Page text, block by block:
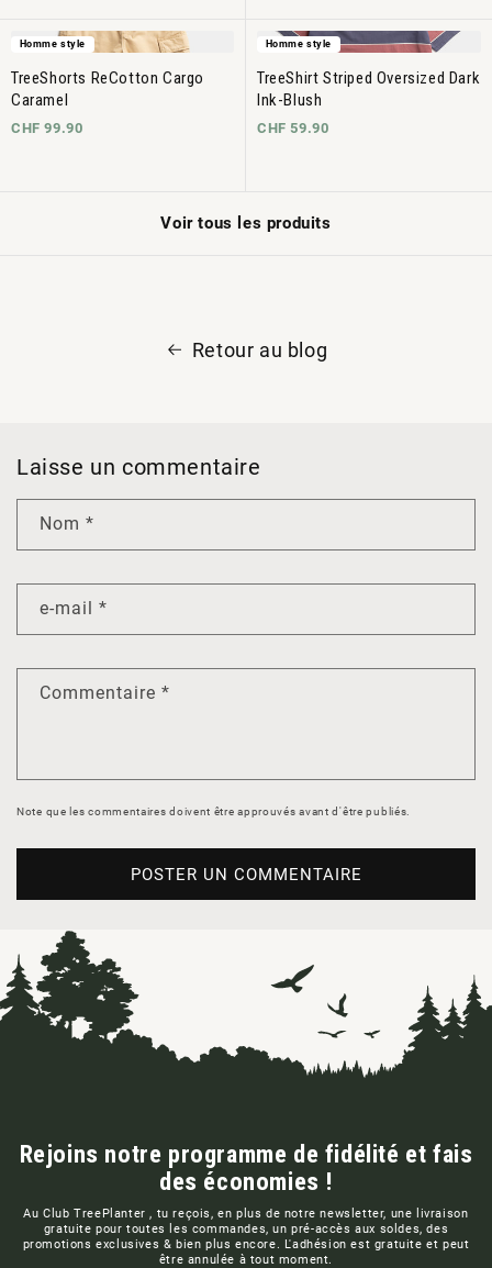
Homme style
TreeShorts ReCotton Cargo
Caramel
CHF 99.90
Homme style
TreeShirt Striped Oversized Dark
Ink-Blush
CHF 59.90
Voir tous les produits
Retour au blog
Laisse un commentaire
Nom *
e-mail *
Commentaire *
Note que les commentaires doivent être approuvés avant d'être publiés.
Rejoins notre programme de fidélité et fais
des économies !
Au Club TreePlanter , tu reçois, en plus de notre newsletter, une livraison
gratuite pour toutes les commandes, un pré-accès aux soldes, des
promotions exclusives & bien plus encore. L'adhésion est gratuite et peut
être annulée à tout moment.